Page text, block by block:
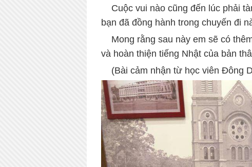
Cuộc vui nào cũng đến lúc phải
bạn đã đồng hành trong chuyến đi
Mong rằng sau này em sẽ có
và hoàn thiện tiếng Nhật của bản
(Bài cảm nhận từ học viên Đông